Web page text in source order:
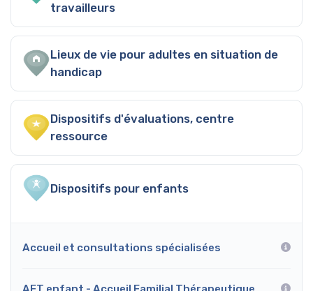
travailleurs
Lieux de vie pour adultes en situation de
handicap
Dispositifs d'évaluations, centre
ressource
Dispositifs pour enfants
Accueil et consultations spécialisées